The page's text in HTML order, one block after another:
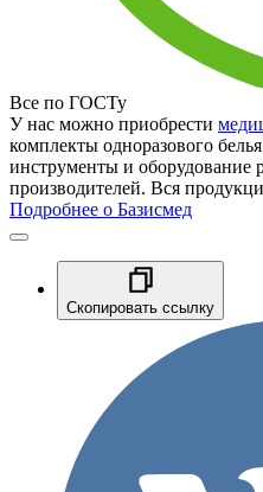
Все по ГОСТу
У нас можно приобрести
комплекты одноразового
инструменты и оборудование
производителей. Вся
Подробнее о Базисмед
Скопировать ссылку